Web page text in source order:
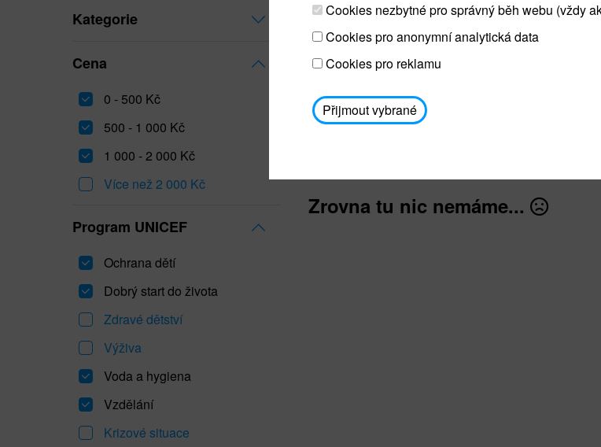
Kategorie
Cena
0 - 500 Kč
500 - 1 000 Kč
1 000 - 2 000 Kč
Více než 2 000 Kč
Program UNICEF
Ochrana dětí
Dobrý start do života
Zdravé dětství
Výživa
Voda a hygiena
Vzdělání
Krizové situace
Prodej blahopřání a
Prodejna UNICEF bude
osobním odběrem je možné
avodickova@unicef.cz nebo
dále
Zrovna tu nic nemáme...
Cookies nezbytné pro správný běh webu (vždy
Cookies pro anonymní analytická data
Cookies pro reklamu
Přijmout vybrané